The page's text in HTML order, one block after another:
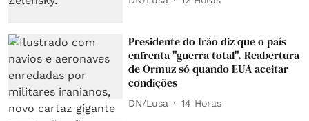
Presidente do Irão diz que o país
enfrenta "guerra total". Reabertura
de Ormuz só quando EUA aceitar
condições
DN/Lusa 14 Horas